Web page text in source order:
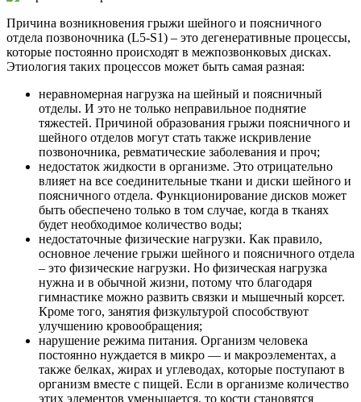
Причина возникновения грыжи шейного и поясничного
отдела позвоночника (L5-S1) – это дегенеративные процессы,
которые постоянно происходят в межпозвонковых дисках.
Этиология таких процессов может быть самая разная:
неравномерная нагрузка на шейный и поясничный
отделы. И это не только неправильное поднятие
тяжестей. Причиной образования грыжи поясничного и
шейного отделов могут стать также искривление
позвоночника, ревматические заболевания и проч;
недостаток жидкости в организме. Это отрицательно
влияет на все соединительные ткани и диски шейного и
поясничного отдела. Функционирование дисков может
быть обеспечено только в том случае, когда в тканях
будет необходимое количество воды;
недостаточные физические нагрузки. Как правило,
основное лечение грыжи шейного и поясничного отдела
– это физические нагрузки. Но физическая нагрузка
нужна и в обычной жизни, потому что благодаря
гимнастике можно развить связки и мышечный корсет.
Кроме того, занятия физкультурой способствуют
улучшению кровообращения;
нарушение режима питания. Организм человека
постоянно нуждается в микро — и макроэлементах, а
также белках, жирах и углеводах, которые поступают в
организм вместе с пищей. Если в организме количество
этих элементов уменьшается, то кости становятся